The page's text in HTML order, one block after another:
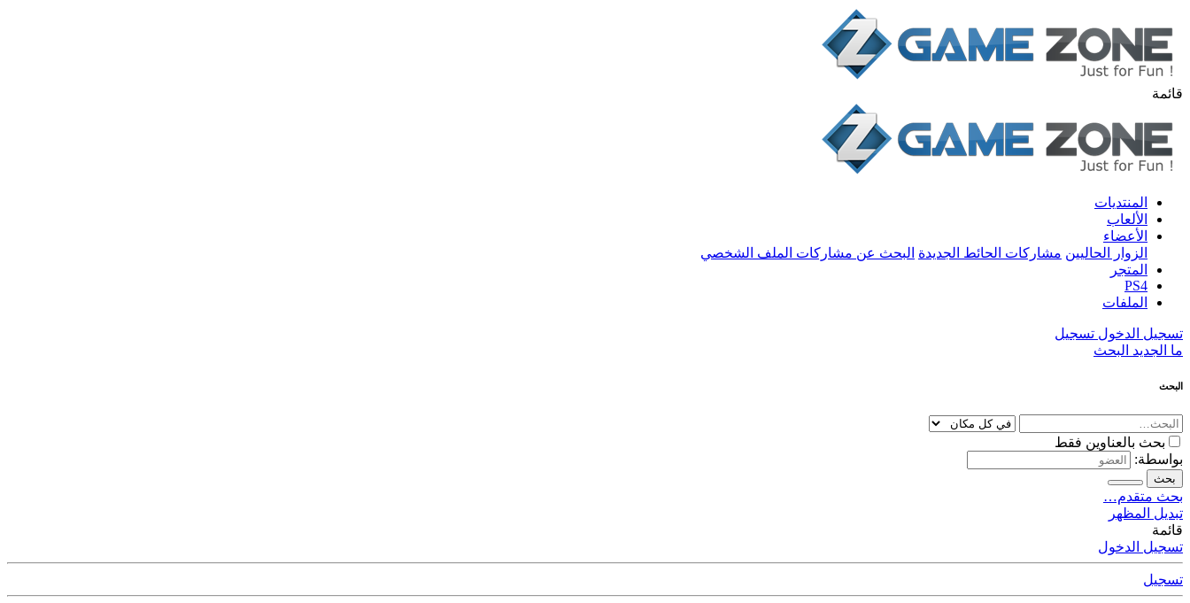
قائمة
المنتديات
الألعاب
الأعضاء
الزوار الحاليين مشاركات الحائط الجديدة البحث عن مشاركات الملف الشخصي
المتجر
PS4
الملفات
تسجيل الدخول تسجيل
ما الجديد البحث
البحث
بحث بالعناوين فقط
بواسطة:
بحث
بحث متقدم…
تبديل المظهر
قائمة
تسجيل الدخول
تسجيل